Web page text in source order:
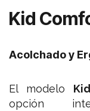
Kid
Acolchado y
El modelo
opción